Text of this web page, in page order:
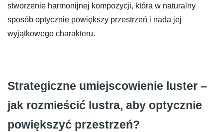
stworzenie harmonijnej kompozycji, która w naturalny
sposób optycznie powiększy przestrzeń i nada jej
wyjątkowego charakteru.
Strategiczne umiejscowienie luster –
jak rozmieścić lustra, aby optycznie
powiększyć przestrzeń?